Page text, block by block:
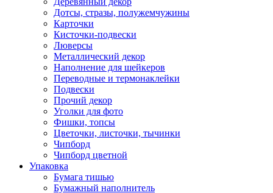
Дотсы, стразы, полужемчужины
Карточки
Кисточки-подвески
Люверсы
Металлический декор
Наполнение для шейкеров
Переводные и термонаклейки
Подвески
Прочий декор
Уголки для фото
Фишки, топсы
Цветочки, листочки, тычинки
Чипборд
Чипборд цветной
Упаковка
Бумага тишью
Бумажный наполнитель